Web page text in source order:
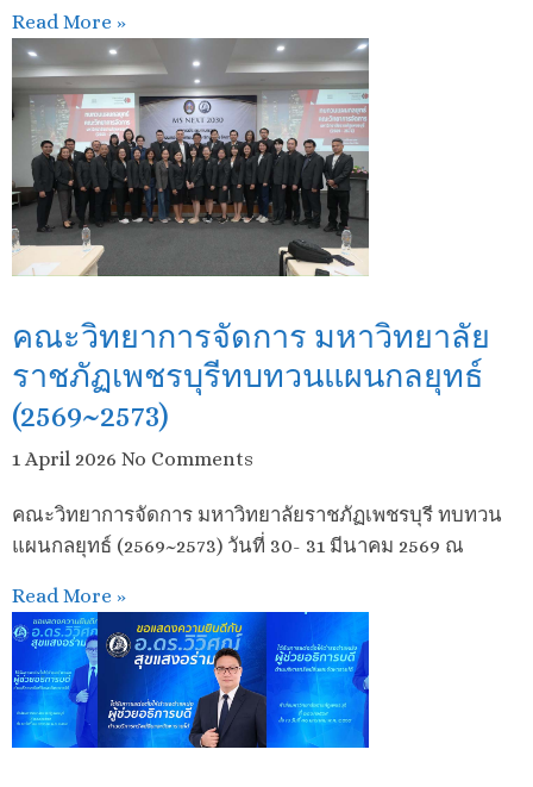
Read More »
คณะวิทยาการจัดการ มหาวิทยาลัย
ราชภัฏเพชรบุรีทบทวนแผนกลยุทธ์
(2569~2573)
1 April 2026 No Comments
คณะวิทยาการจัดการ มหาวิทยาลัยราชภัฏเพชรบุรี ทบทวน
แผนกลยุทธ์ (2569~2573) วันที่ 30- 31 มีนาคม 2569 ณ
Read More »